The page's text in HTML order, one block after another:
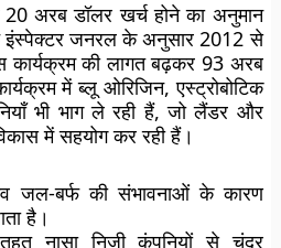
अरब डॉलर खर्च होने का अनुमान
जनरल के अनुसार 2012 से
कार्यक्रम की लागत बढ़कर 93 अरब
में ब्लू ओरिजिन, एस्ट्रोबोटिक
भी भाग ले रही हैं, जो लैंडर और
में सहयोग कर रही हैं।
जल-बर्फ की संभावनाओं के कारण
है।
नासा निजी कंपनियों से चंद्र